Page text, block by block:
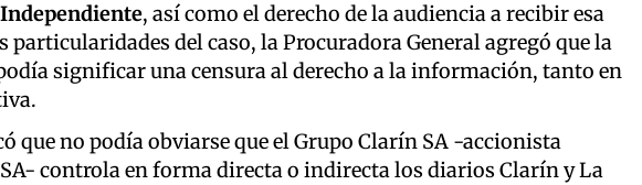
, así como el derecho de la audiencia a recibir esa
del caso, la Procuradora General agregó que la
significar una censura al derecho a la información, tanto en
que no podía obviarse que el Grupo Clarín SA -accionista
controla en forma directa o indirecta los diarios Clarín y La